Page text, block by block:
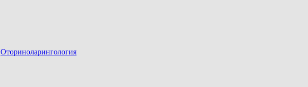
Оториноларингология